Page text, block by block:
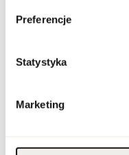
Preferencje
Statystyka
Marketing
Kraj pochodzenia